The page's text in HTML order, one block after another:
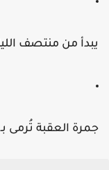
من منتصف الليل.
العقبة تُرمى بـ 7 حصيات مع التكبير.